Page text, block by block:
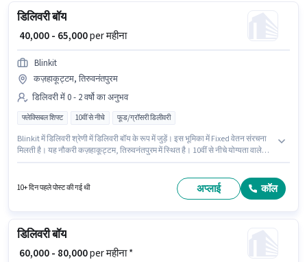
डिलिवरी बॉय
₹ 40,000 - 65,000per महीना
Blinkit
कज़हाकूट्टम, तिरुवनंतपुरम
डिलिवरी में 0 - 2 वर्षो का अनुभव
फ्लेक्सिबल शिफ्ट 10वीं से नीचे फूड/ग्रॉसरी डिलीवरी
Blinkit में डिलिवरी श्रेणी में डिलिवरी बॉय के रूप में जुड़ें। इस भूमिका में Fixed वेतन संरचना
मिलती है। यह नौकरी कज़हाकूट्टम, तिरुवनंतपुरम में स्थित है। 10वीं से नीचे योग्यता वाले
फ्लेक्सिबल शिफ्ट के साथ और 6 days working प्रति सप्ताह है।
10+ दिन पहले पोस्ट की गई थी अप्लाई कॉल
डिलिवरी बॉय
₹ 60,000 - 80,000per महीना *